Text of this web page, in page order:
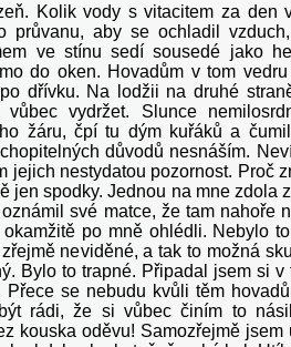
Kolik vody s vitacitem za den
průvanu, aby se ochladil
ve stínu sedí sousedé jako
do oken. Hovadům v tom
dřívku. Na lodžii na druhé
vydržet. Slunce
žáru, čpí tu dým kuřáků a
důvodů nesnáším.
jejich nestydatou pozornost. Proč
jen spodky. Jednou na mne zdola
své matce, že tam nahoře
po mně ohlédli. Nebylo
neviděné, a tak to možná
Bylo to trapné. Připadal jsem si
Přece se nebudu kvůli těm
rádi, že si vůbec činím to
kouska oděvu! Samozřejmě jsem